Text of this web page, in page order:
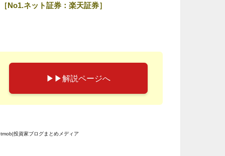
［No1.ネット証券：楽天証券］
▶︎▶︎解説ページへ
投資家ブログまとめメディア